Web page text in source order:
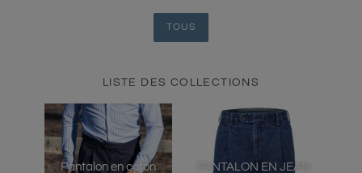
TOUS
LISTE DES COLLECTIONS
Pantalon en coton PANTALON EN JEAN